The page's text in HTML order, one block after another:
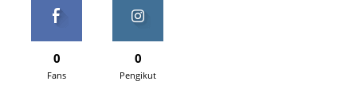
0
Fans
0
Pengikut